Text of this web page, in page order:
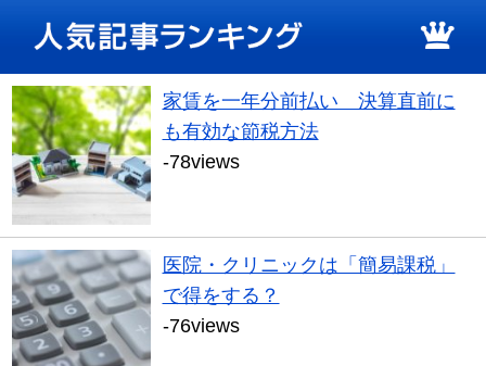
家賃を一年分前払い 決算直前に
も有効な節税方法
-78views
医院・クリニックは「簡易課税」
で得をする？
-76views